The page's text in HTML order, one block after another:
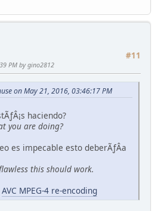
#11
PM by gino2812
on May 21, 2016, 03:46:17 PM
haciendo?
you are doing?
es impecable esto deberÃƒÂ­a
this should work.
AVC MPEG-4 re-encoding